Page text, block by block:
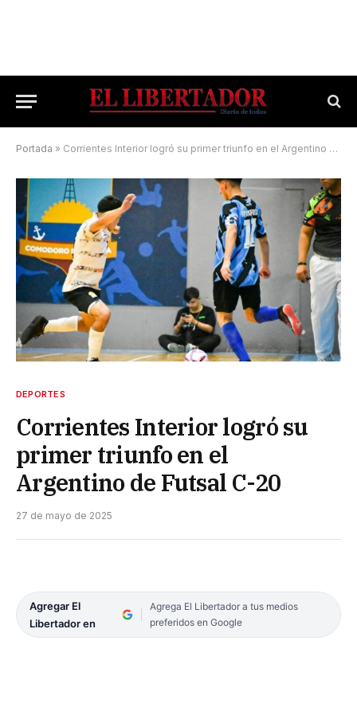
Portada » Corrientes Interior logró su primer triunfo en el Argentino de Futsal C-20
DEPORTES
Corrientes Interior logró su
primer triunfo en el
Argentino de Futsal C-20
27 de mayo de 2025
Agregar El
Libertador en
Agrega El Libertador a tus medios
preferidos en Google